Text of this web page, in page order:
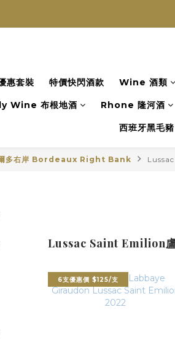
買滿任何
惠套裝 特價快閃酒款 Wine 酒類
Wine 布根地酒 Rhone 隆河酒
西班牙黑毛豬
多右岸 Bordeaux Right Bank
Lussac Saint Emilion
6支優惠價 $125/支